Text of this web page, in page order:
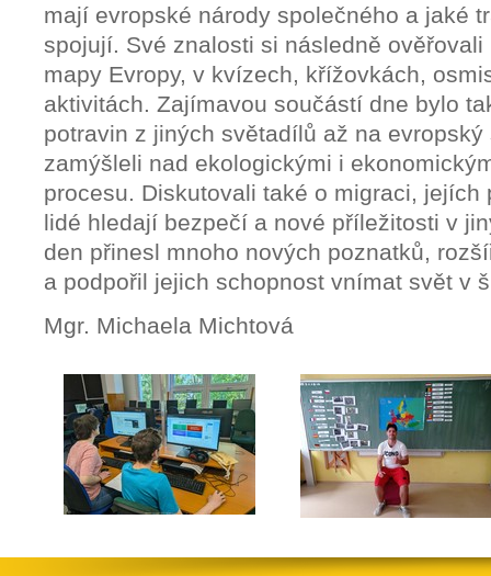
mají evropské národy společného a jaké
spojují. Své znalosti si následně
mapy Evropy, v kvízech, křížovkách,
aktivitách. Zajímavou součástí dne bylo
potravin z jiných světadílů až na
zamýšleli nad ekologickými i
procesu. Diskutovali také o migraci, jejích
lidé hledají bezpečí a nové příležitosti v
den přinesl mnoho nových poznatků,
a podpořil jejich schopnost vnímat svět v
Mgr. Michaela Michtová